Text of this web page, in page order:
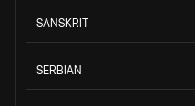
SANSKRIT
SERBIAN